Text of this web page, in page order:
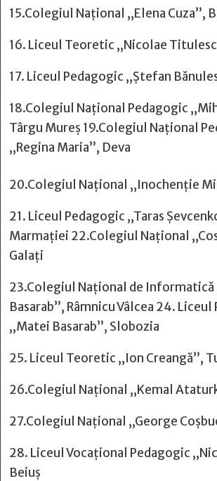
15.Colegiul Național ,,Elena Cuza”,
16. Liceul Teoretic ,,Nicolae
17. Liceul Pedagogic ,,Ștefan
18.Colegiul Național Pedagogic
Târgu Mureș 19.Colegiul Național
,,Regina Maria”, Deva
20.Colegiul Național „Inochenție
21. Liceul Pedagogic ,,Taras
Marmației 22.Colegiul Naţional
Galaţi
23.Colegiul Național de Informatică
Basarab”, Râmnicu Vâlcea 24.
,,Matei Basarab”, Slobozia
25. Liceul Teoretic ,,Ion Creangă”,
26.Colegiul Național ,,Kemal
27.Colegiul Național ,,George
28. Liceul Vocațional Pedagogic
Beiuș